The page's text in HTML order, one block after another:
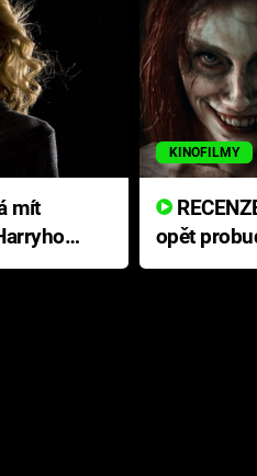
mít
KINOFILMY
RECENZE: Smrtelné zlo se
opět
přichází s